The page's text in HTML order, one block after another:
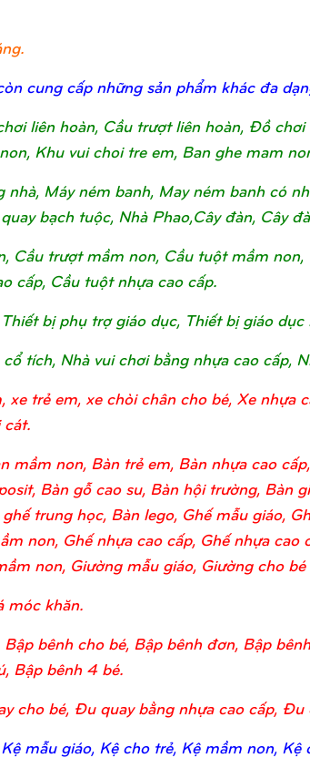
cung cấp những sản phẩm khác đa
liên hoàn, Cầu trượt liên hoàn, Đồ
Khu vui choi tre em, Ban ghe mam
nhà, Máy ném banh, May ném banh có
bạch tuộc, Nhà Phao,Cây đàn, Cây
Cầu trượt mầm non, Cầu tuột mầm
cấp, Cầu tuột nhựa cao cấp.
bị phụ trợ giáo dục, Thiết bị giáo
tích, Nhà vui chơi bằng nhựa cao cấp,
xe trẻ em, xe chòi chân cho bé, Xe nhựa
cát.
mầm non, Bàn trẻ em, Bàn nhựa cao
Bàn gỗ cao su, Bàn hội trường, Bàn
trung học, Bàn lego, Ghế mẫu giáo,
non, Ghế nhựa cao cấp, Ghế nhựa cao
non, Giường mẫu giáo, Giường cho
móc khăn.
bênh cho bé, Bập bênh đơn, Bập
Bập bênh 4 bé.
cho bé, Đu quay bằng nhựa cao cấp, Đu
mẫu giáo, Kệ cho trẻ, Kệ mầm non,